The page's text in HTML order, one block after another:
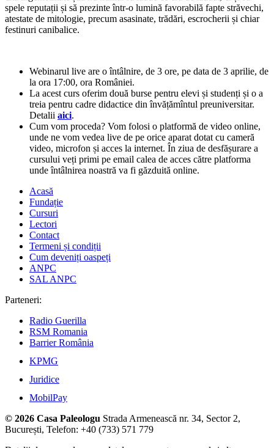
spele reputații și să prezinte într-o lumină favorabilă fapte străvechi,
atestate de mitologie, precum asasinate, trădări, escrocherii și chiar
festinuri canibalice.
Webinarul live are o întâlnire, de 3 ore, pe data de 3 aprilie, de
la ora 17:00, ora României.
La acest curs oferim două burse pentru elevi și studenți și o a
treia pentru cadre didactice din învățămîntul preuniversitar.
Detalii aici.
Cum vom proceda? Vom folosi o platformă de video online,
unde ne vom vedea live de pe orice aparat dotat cu cameră
video, microfon și acces la internet. În ziua de desfășurare a
cursului veți primi pe email calea de acces către platforma
unde întâlnirea noastră va fi găzduită online.
Acasă
Fundație
Cursuri
Lectori
Contact
Termeni și condiții
Cum deveniți oaspeți
ANPC
SAL ANPC
Parteneri:
Radio Guerilla
RSM Romania
Barrier România
KPMG
Juridice
MobilPay
© 2026 Casa Paleologu Strada Armenească nr. 34, Sector 2,
București, Telefon: +40 (733) 571 779